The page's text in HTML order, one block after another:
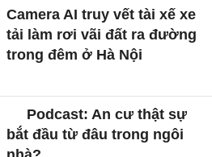
Camera AI truy vết tài xế xe
tải làm rơi vãi đất ra đường
trong đêm ở Hà Nội
Podcast: An cư thật sự
bắt đầu từ đâu trong ngôi